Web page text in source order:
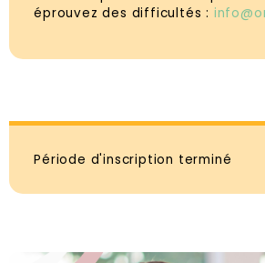
éprouvez des difficultés :
Période d'inscription terminé